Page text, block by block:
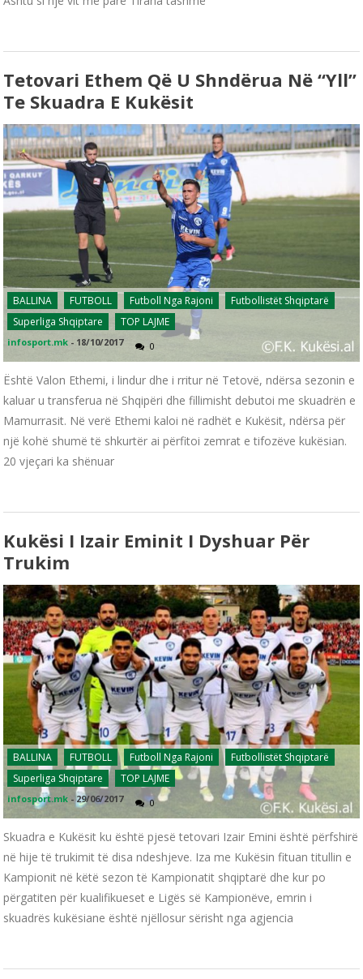
Tetovari Ethem Që U Shndërua Në “yll”
Te Skuadra E Kukësit
BALLINA FUTBOLL Futboll Nga Rajoni
Futbollistët Shqiptarë
Superliga Shqiptare
TOP LAJME
infosport.mk - 18/10/2017 0
Është Valon Ethemi, i lindur dhe i rritur në Tetovë, ndërsa sezonin e
kaluar u transferua në Shqipëri dhe fillimisht debutoi me skuadrën e
Mamurrasit. Në verë Ethemi kaloi në radhët e Kukësit, ndërsa për
një kohë shumë të shkurtër ai përfitoi zemrat e tifozëve kukësian.
20 vjeçari ka shënuar
Kukësi I Izair Eminit I Dyshuar Për
Trukim
BALLINA FUTBOLL Futboll Nga Rajoni
Futbollistët Shqiptarë
Superliga Shqiptare
TOP LAJME
infosport.mk -29/06/2017 0
Skuadra e Kukësit ku është pjesë tetovari Izair Emini është përfshirë
në hije të trukimit të disa ndeshjeve. Iza me Kukësin fituan titullin e
Kampionit në këtë sezon të Kampionatit shqiptarë dhe kur po
përgatiten për kualifikueset e Ligës së Kampionëve, emrin i
skuadrës kukësiane është njëllosur sërisht nga agjencia